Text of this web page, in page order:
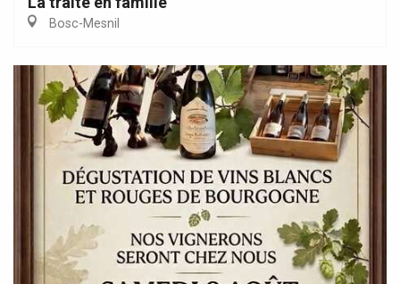
Bosc-Mesnil